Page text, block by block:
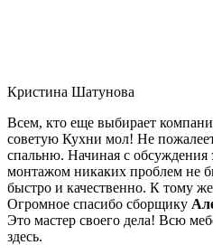
Кристина Шатунова
Всем, кто еще выбирает
советую Кухни мол! Не
спальню. Начиная с обсуждения
монтажом никаких проблем не
быстро и качественно. К тому
Огромное спасибо сборщику
Это мастер своего дела! Всю
здесь.